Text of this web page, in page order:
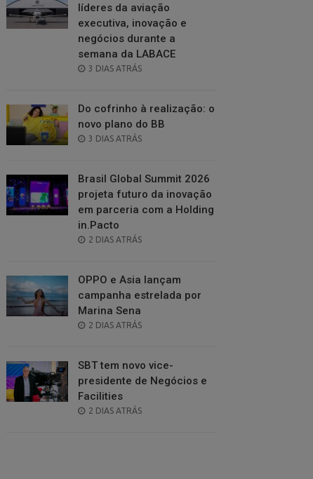
líderes da aviação
executiva, inovação e
negócios durante a
semana da LABACE
POSTED
3 DIAS ATRÁS
Do cofrinho à realização: o
novo plano do BB
POSTED
3 DIAS ATRÁS
Brasil Global Summit 2026
projeta futuro da inovação
em parceria com a Holding
in.Pacto
POSTED
2 DIAS ATRÁS
OPPO e Asia lançam
campanha estrelada por
Marina Sena
POSTED
2 DIAS ATRÁS
SBT tem novo vice-
presidente de Negócios e
Facilities
POSTED
2 DIAS ATRÁS